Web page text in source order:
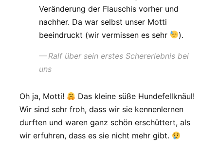
Veränderung der Flauschis vorher und
nachher. Da war selbst unser Motti
beeindruckt (wir vermissen es sehr
).
Ralf über sein erstes Schererlebnis bei
uns
Oh ja, Motti!
Das kleine süße Hundefellknäul!
Wir sind sehr froh, dass wir sie kennenlernen
durften und waren ganz schön erschüttert, als
wir erfuhren, dass es sie nicht mehr gibt.